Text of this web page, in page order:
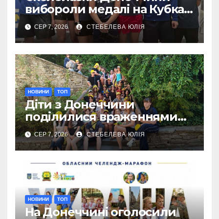
вибороли медалі на Кубках
Європи в Австрії
СЕР 7, 2026 СТЕБЕЛЕВА ЮЛІЯ
НОВИНИ ТОП
Діти з Донеччини
поділилися враженнями
від відпочинку в Польщі
СЕР 7, 2026 СТЕБЕЛЕВА ЮЛІЯ
НОВИНИ ТОП
На Донеччині оголосили